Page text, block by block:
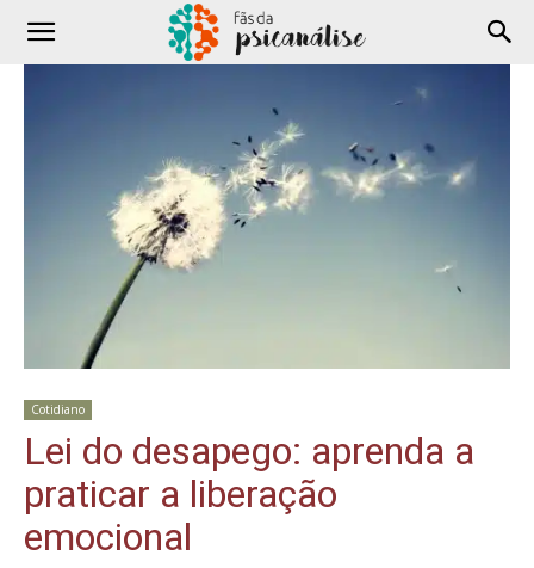
Cotidiano
Lei do desapego: aprenda a
praticar a liberação
emocional